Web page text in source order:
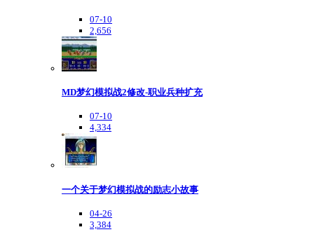
07-10
2,656
MD梦幻模拟战2修改-职业兵种扩充
07-10
4,334
一个关于梦幻模拟战的励志小故事
04-26
3,384